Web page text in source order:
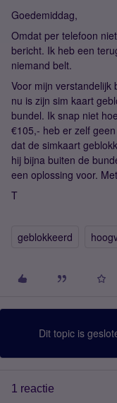
Goedemiddag,
Omdat per telefoon
bericht. Ik heb een
niemand belt.
Voor mijn verstandelijk
nu is zijn sim kaart
bundel. Ik snap niet
€105,- heb er zelf
dat de simkaart
hij bijna buiten de
een oplossing voor.
T
geblokkeerd
Dit topic is
1 reactie